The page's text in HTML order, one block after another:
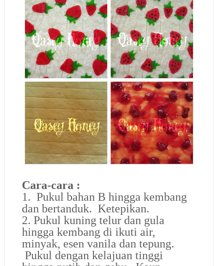
Cara-cara :
1. Pukul bahan B hingga kembang
dan bertanduk. Ketepikan.
2. Pukul kuning telur dan gula
hingga kembang di ikuti air,
minyak, esen vanila dan tepung.
Pukul dengan kelajuan tinggi